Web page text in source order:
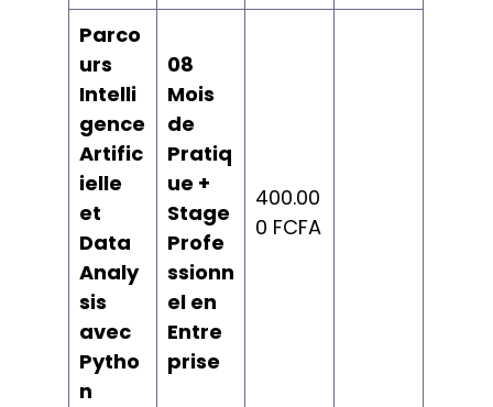
Parco
urs
Intelli
gence
Artific
ielle
et
Data
Analy
sis
avec
Pytho
n
08
Mois
de
Pratiq
ue +
Stage
Profe
ssionn
el en
Entre
prise
400.00
0 FCFA